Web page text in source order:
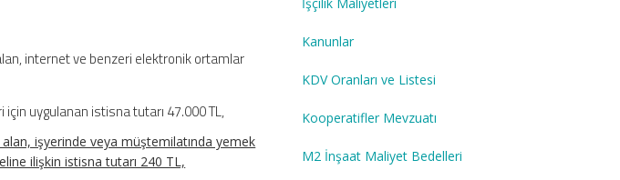
internet ve benzeri elektronik ortamlar
uygulanan istisna tutarı 47.000 TL,
işyerinde veya müştemilatında yemek
ilişkin istisna tutarı 240 TL,
Kanunlar
KDV Oranları ve Listesi
Kooperatifler Mevzuatı
M2 İnşaat Maliyet Bedelleri